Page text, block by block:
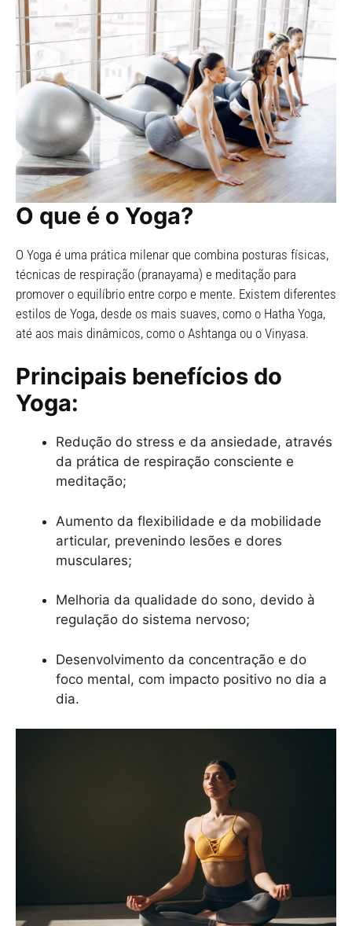
O que é o Yoga?
O Yoga é uma prática milenar que combina posturas físicas,
técnicas de respiração (pranayama) e meditação para
promover o equilíbrio entre corpo e mente. Existem diferentes
estilos de Yoga, desde os mais suaves, como o Hatha Yoga,
até aos mais dinâmicos, como o Ashtanga ou o Vinyasa.
Principais benefícios do
Yoga:
Redução do stress e da ansiedade, através
da prática de respiração consciente e
meditação;
Aumento da flexibilidade e da mobilidade
articular, prevenindo lesões e dores
musculares;
Melhoria da qualidade do sono, devido à
regulação do sistema nervoso;
Desenvolvimento da concentração e do
foco mental, com impacto positivo no dia a
dia.